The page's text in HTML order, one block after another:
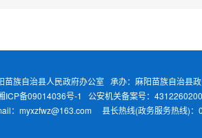
苗族自治县人民政府办公室 承办：麻阳苗族自治县
ICP备09014036号-1
公安机关备案号：
：myxzfwz@163.com 县长热线(政务服务热线)